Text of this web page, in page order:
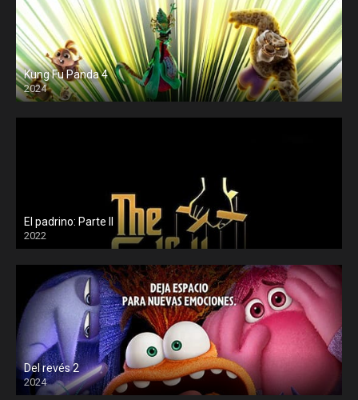
Kung Fu Panda 4
2024
El padrino: Parte II
2022
Del revés 2
2024